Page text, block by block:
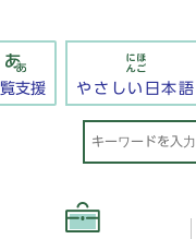
支援 やさしい日本語